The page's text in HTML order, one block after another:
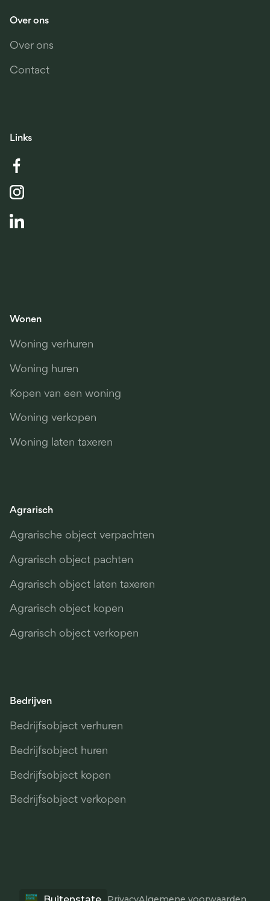
Over ons
Over ons
Contact
Links
Wonen
Woning verhuren
Woning huren
Kopen van een woning
Woning verkopen
Woning laten taxeren
Agrarisch
Agrarische object verpachten
Agrarisch object pachten
Agrarisch object laten taxeren
Agrarisch object kopen
Agrarisch object verkopen
Bedrijven
Bedrijfsobject verhuren
Bedrijfsobject huren
Bedrijfsobject kopen
Bedrijfsobject verkopen